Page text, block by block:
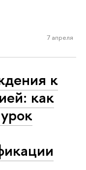
7 апреля
к
как